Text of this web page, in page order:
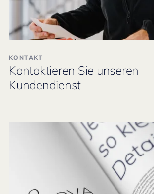
KONTAKT
Kontaktieren Sie unseren
Kundendienst